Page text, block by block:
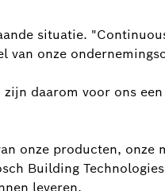
situatie.
van onze
daarom voor ons
onze producten, onze
Building
leveren.